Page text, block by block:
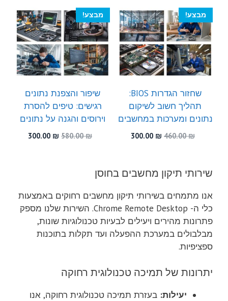
300.00 ₪.
מבצע!
שחזור הגדרות BIOS:
תהליך חשוב לשיקום
נתונים ומערכות במחשבים
460.00₪
המחיר
300.00 ₪
מבצע!
שיפור והצפנת נתונים
רגישים: טיפים להסרת
וירוסים והגנה על נתונים
580.00₪
המחיר
300.00 ₪
המחיר
שירותי תיקון מחשבים בחוסן
אנו מתמחים בשירותי תיקון מחשבים רחוקים באמצעות
כלי ה- Chrome Remote Desktop. השירות שלנו מספק
פתרונות מהירים ויעילים לבעיות טכנולוגיות שונות,
מבלבולים במערכת ההפעלה ועד תקלות בתוכנות
ספציפיות.
יתרונות של תמיכה טכנולוגית רחוקה
יעילות: בעזרת תמיכה טכנולוגית רחוקה, אנו